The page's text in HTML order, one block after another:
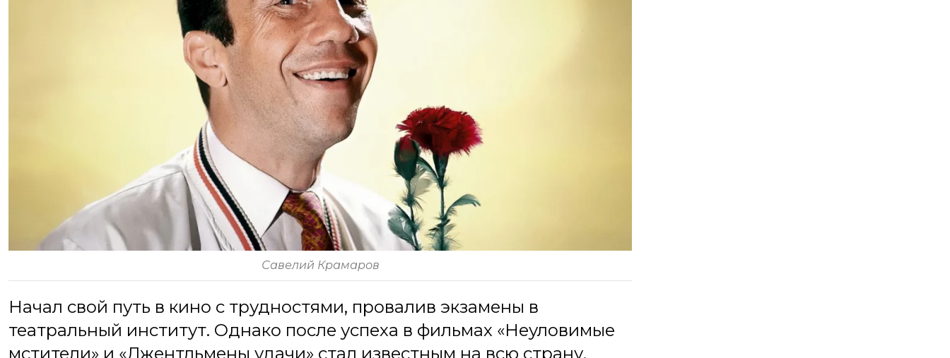
Савелий Крамаров
Начал свой путь в кино с трудностями, провалив экзамены в
театральный институт. Однако после успеха в фильмах «Неуловимые
мстители» и «Джентльмены удачи» стал известным на всю страну.